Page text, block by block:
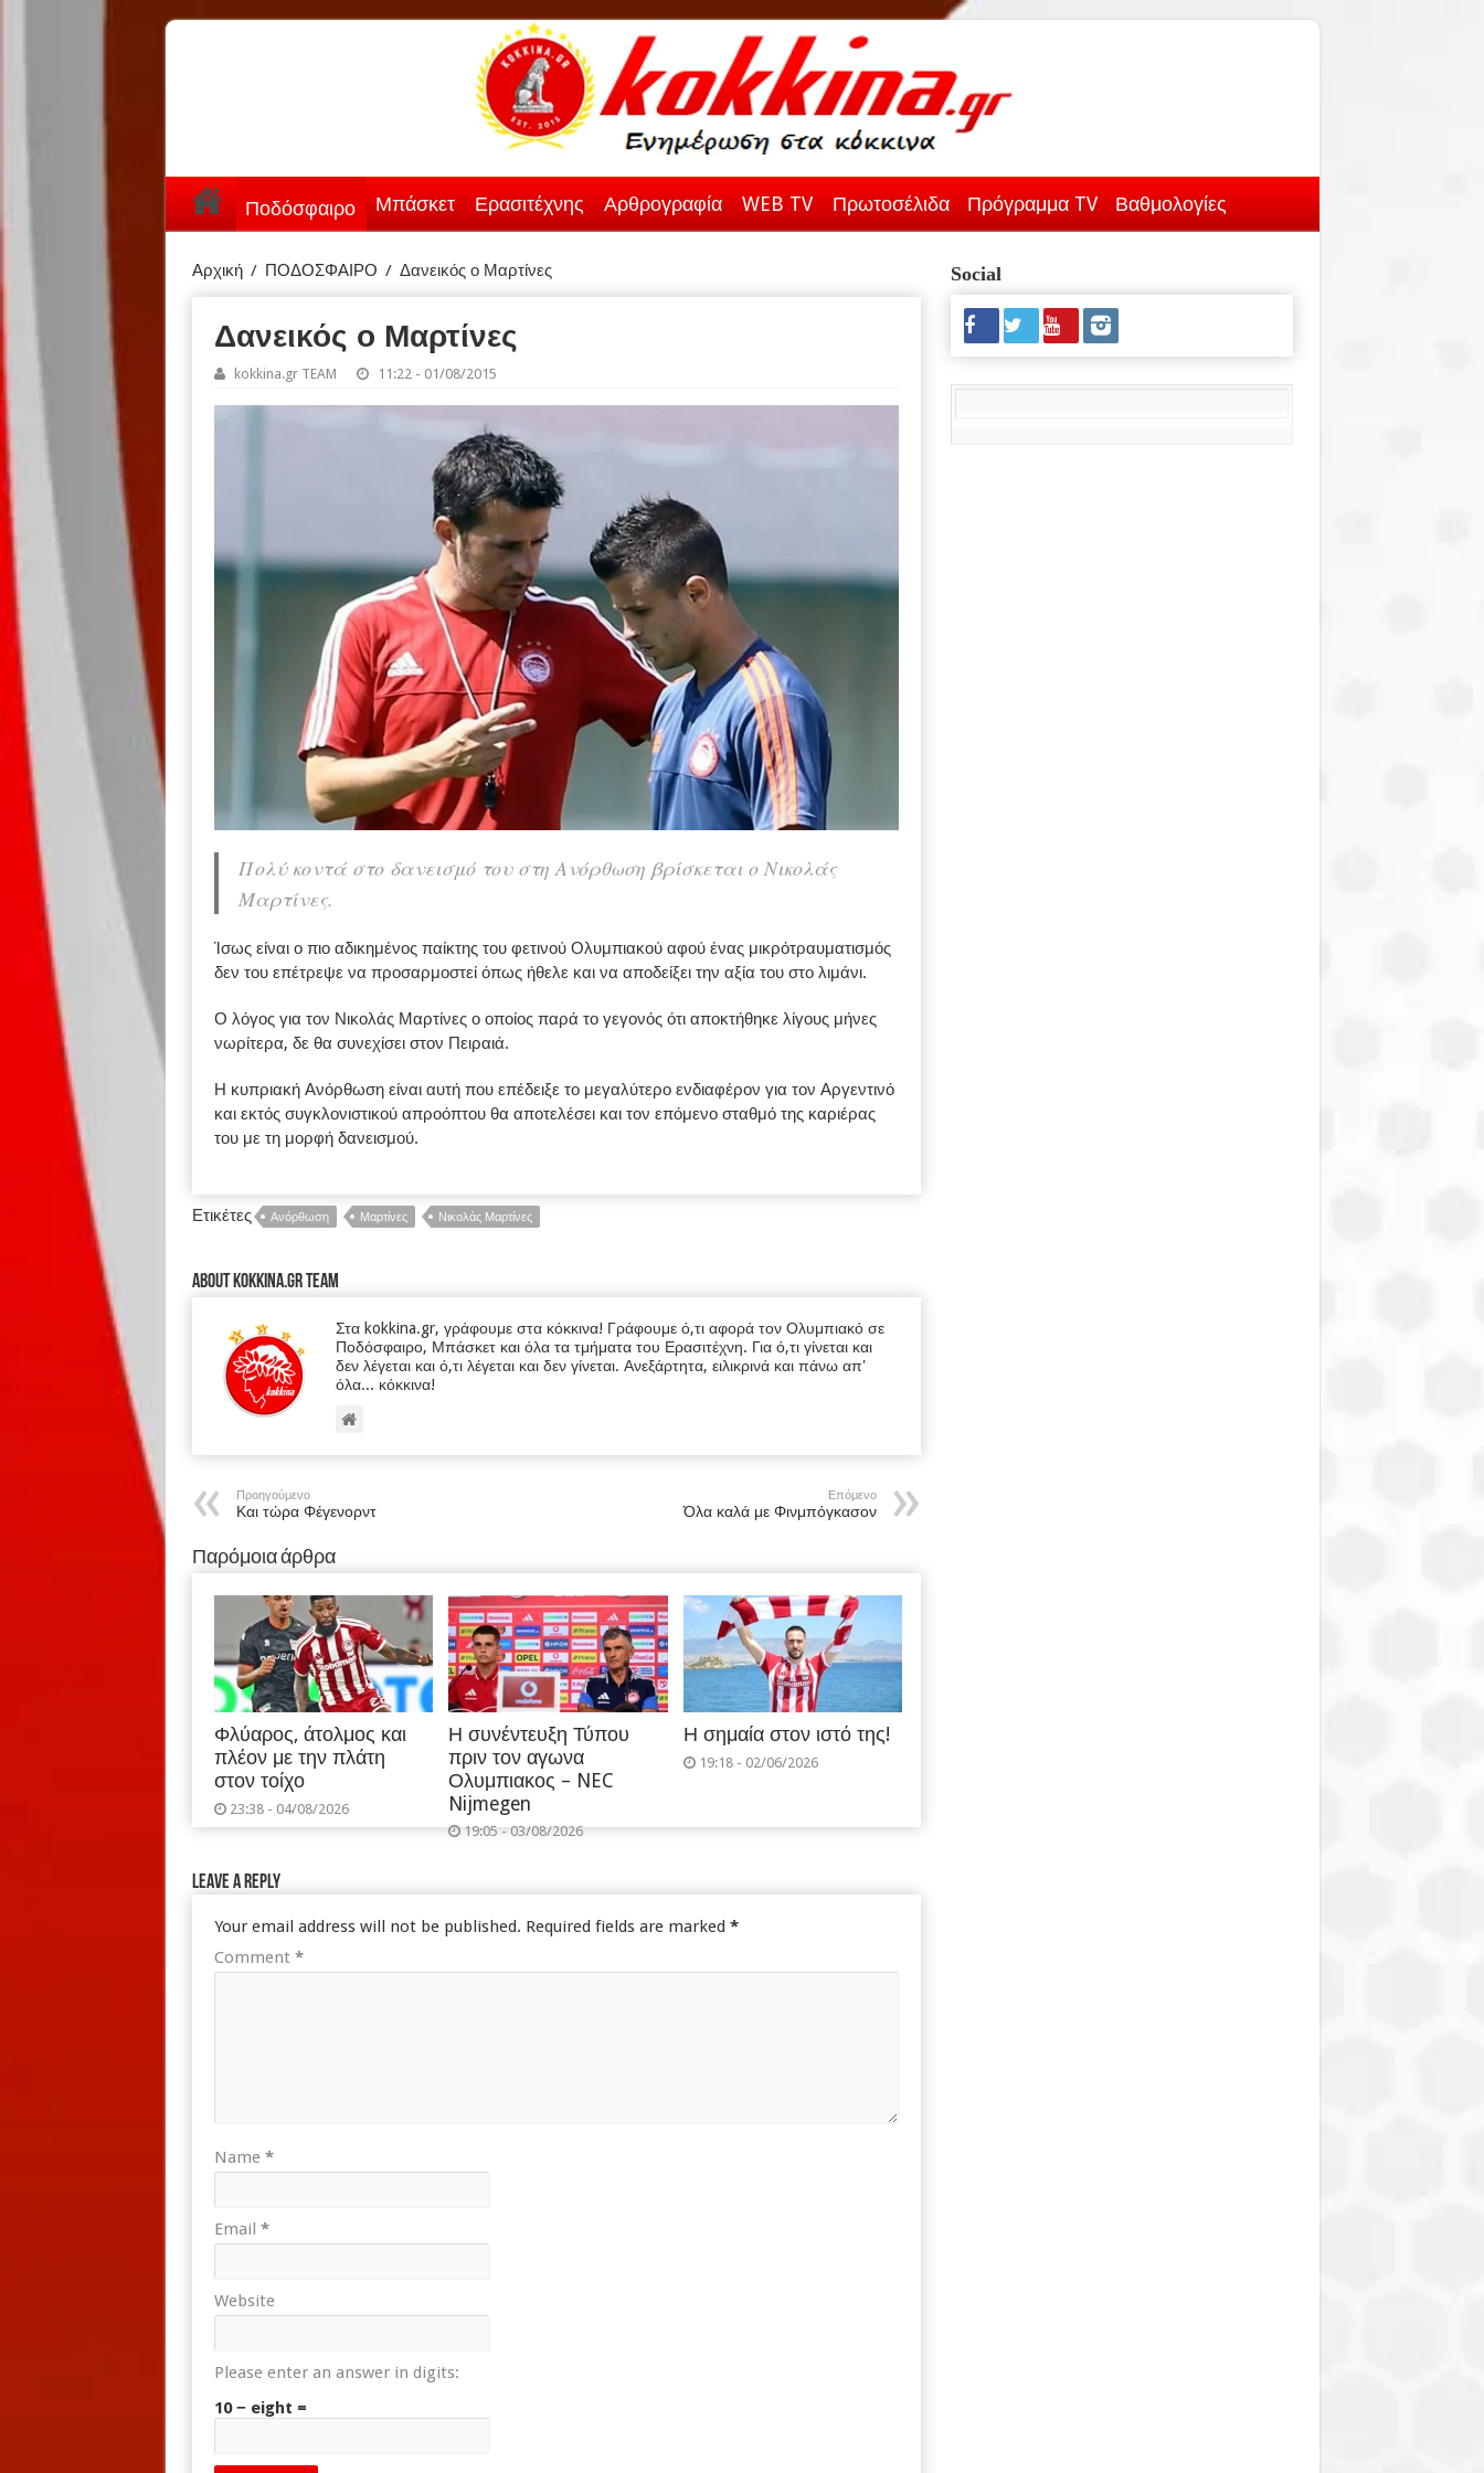
Ποδόσφαιρο Μπάσκετ Ερασιτέχνης Αρθρογραφία WEB TV Πρωτοσέλιδα Πρόγραμμα TV Βαθμολογίες
Αρχική / ΠΟΔΟΣΦΑΙΡΟ / Δανεικός ο Μαρτίνες
Δανεικός ο Μαρτίνες
kokkina.gr TEAM 11:22 - 01/08/2015
Πολύ κοντά στο δανεισμό του στη Ανόρθωση βρίσκεται ο Νικολάς
Μαρτίνες.
Ίσως είναι ο πιο αδικημένος παίκτης του φετινού Ολυμπιακού αφού ένας μικρότραυματισμός
δεν του επέτρεψε να προσαρμοστεί όπως ήθελε και να αποδείξει την αξία του στο λιμάνι.
Ο λόγος για τον Νικολάς Μαρτίνες ο οποίος παρά το γεγονός ότι αποκτήθηκε λίγους μήνες
νωρίτερα, δε θα συνεχίσει στον Πειραιά.
Η κυπριακή Ανόρθωση είναι αυτή που επέδειξε το μεγαλύτερο ενδιαφέρον για τον Αργεντινό
και εκτός συγκλονιστικού απροόπτου θα αποτελέσει και τον επόμενο σταθμό της καριέρας
του με τη μορφή δανεισμού.
Ετικέτες Ανόρθωση Μαρτίνες Νικολάς Μαρτίνες
About kokkina.gr TEAM
Στα kokkina.gr, γράφουμε στα κόκκινα! Γράφουμε ό,τι αφορά τον Ολυμπιακό σε
Ποδόσφαιρο, Μπάσκετ και όλα τα τμήματα του Ερασιτέχνη. Για ό,τι γίνεται και
δεν λέγεται και ό,τι λέγεται και δεν γίνεται. Ανεξάρτητα, ειλικρινά και πάνω απ'
όλα... κόκκινα!
Προηγούμενο
Και τώρα Φέγενορντ
Επόμενο
Όλα καλά με Φινμπόγκασον
Παρόμοια άρθρα
Φλύαρος, άτολμος και
πλέον με την πλάτη
στον τοίχο
23:38 - 04/08/2026
Η συνέντευξη Τύπου
πριν τον αγωνα
Ολυμπιακος – NEC
Nijmegen
19:05 - 03/08/2026
Η σημαία στον ιστό της!
19:18 - 02/06/2026
Leave a Reply
Your email address will not be published. Required fields are marked *
Comment *
Name *
Email *
Website
Please enter an answer in digits:
10 − eight =
Social